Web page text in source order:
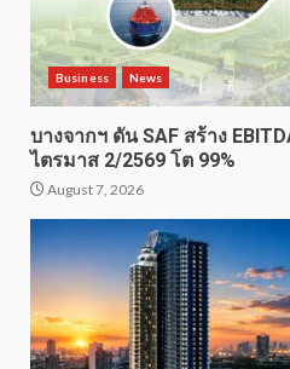
Business News
บางจากฯ ดัน SAF สร้าง
ไตรมาส 2/2569 โต 99%
August 7, 2026